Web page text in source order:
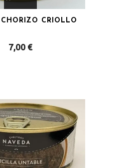
AL
CARRITO
CRIOLLO
7,00 €